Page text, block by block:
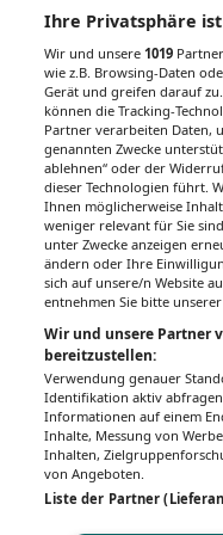
Links &
Anmeldung
Programm
IMPRESSUM
MEDIADATEN &
© 2026Gesund.at– All
Ihre Privatsphäre
Wir und unsere1019
wie z.B. Browsing-Daten
Gerät und greifen darauf
können die Tracking-
Partner verarbeiten Daten,
genannten Zwecke
ablehnen“ oder der
dieser Technologien führt.
Ihnen möglicherweise
weniger relevant für Sie
unter Zwecke anzeigen
ändern oder Ihre
sich auf unsere/n Website
entnehmen Sie bitte
Wir und unsere Partner
bereitzustellen:
Verwendung genauer
Identifikation aktiv
Informationen auf einem
Inhalte, Messung von
Inhalten,
von Angeboten.
Liste der Partner